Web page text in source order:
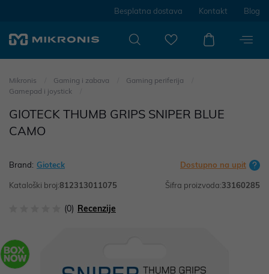
Besplatna dostava Kontakt Blog
Mikronis Gaming i zabava
Gaming periferija
Gamepad i joystick
GIOTECK THUMB GRIPS SNIPER BLUE
CAMO
Brand: Gioteck Dostupno na upit
Kataloški broj:812313011075 Šifra proizvoda:33160285
(0) Recenzije